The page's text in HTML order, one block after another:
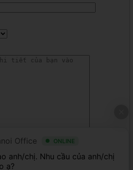
Office ONLINE
anh/chị. Nhu cầu của anh/chị